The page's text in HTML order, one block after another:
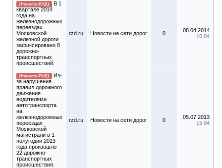
[Новости РЖД]
В 1
квартале 2014
года на
железнодорожных
переездах
Московской
железной дороги
зафиксировано 8
дорожно-
транспортных
происшествий.
rzd.ru Новости на сети дорог 0
08.04.2014
16:04
[Новости РЖД]
Из-
за нарушения
правил дорожного
движения
водителями
автотранспорта
на
железнодорожных
переездах
Московской
магистрали в 1
полугодии 2013
года произошло
22 дорожно-
транспортных
происшествия.
rzd.ru Новости на сети дорог 0
05.07.2013
15:04